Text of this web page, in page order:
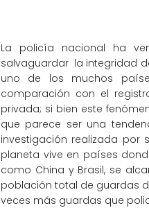
La policía nacional ha
salvaguardar la integridad
uno de los muchos
comparación con el
privada; si bien este
que parece ser una
investigación realizada por
planeta vive en países
como China y Brasil, se
población total de guardas
veces más guardas que